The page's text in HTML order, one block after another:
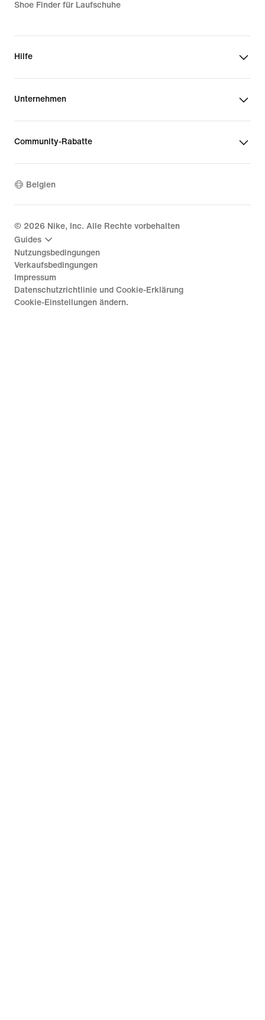
Shoe Finder für Laufschuhe
Hilfe
Unternehmen
Community-Rabatte
Belgien
© 2026 Nike, Inc. Alle Rechte vorbehalten
Guides
Nutzungsbedingungen
Verkaufsbedingungen
Impressum
Datenschutzrichtlinie und Cookie-Erklärung
Cookie-Einstellungen ändern.